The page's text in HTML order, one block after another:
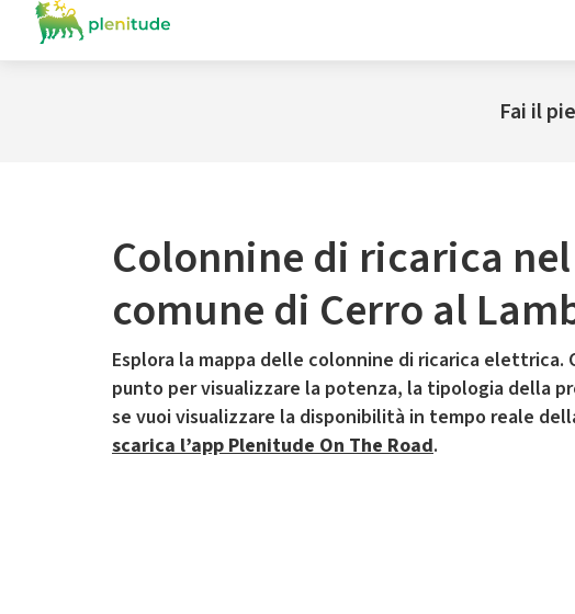
Fai il
Colonnine di ricarica nel
comune di Cerro al
Esplora la mappa delle colonnine di ricarica elettrica.
punto per visualizzare la potenza, la tipologia della
se vuoi visualizzare la disponibilità in tempo reale
scarica l’app Plenitude On The Road.